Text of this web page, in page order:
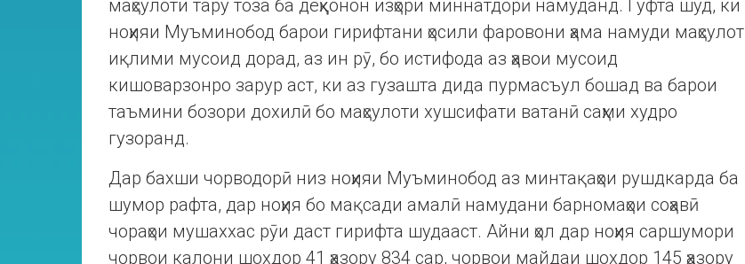
маҳсулоти тару тоза ба деҳқонон изҳори миннатдорӣ намуданд. Гуфта шуд, ки
ноҳияи Муъминобод барои гирифтани ҳосили фаровони ҳама намуди маҳсулот
иқлими мусоид дорад, аз ин рӯ, бо истифода аз ҳавои мусоид
кишоварзонро зарур аст, ки аз гузашта дида пурмасъул бошад ва барои
таъмини бозори дохилӣ бо маҳсулоти хушсифати ватанӣ саҳми худро
гузоранд.
Дар бахши чорводорӣ низ ноҳияи Муъминобод аз минтақаҳои рушдкарда ба
шумор рафта, дар ноҳия бо мақсади амалӣ намудани барномаҳои соҳавӣ
чораҳои мушаххас рӯи даст гирифта шудааст. Айни ҳол дар ноҳия саршумори
чорвои калони шохдор 41 ҳазору 834 сар, чорвои майдаи шохдор 145 ҳазору